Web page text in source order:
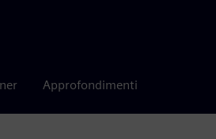
Approfondimenti